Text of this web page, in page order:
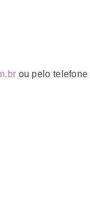
ou pelo telefone